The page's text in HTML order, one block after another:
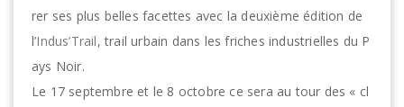
rer ses plus belles facettes avec la deuxième édition de
l’Indus’Trail, trail urbain dans les friches industrielles du P
ays Noir.
Le 17 septembre et le 8 octobre ce sera au tour des « cl